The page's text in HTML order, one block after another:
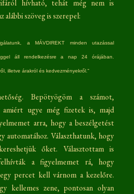
hívható, tehát még nem is
alábbi szöveg is szerepel:
a MÁVDIREKT minden utazással
áll rendelkezésre a nap 24 órájában.
illetve árakról és kedvezményekről."
Bepötyögöm a számot,
amiért ugye még fizetek is, majd
arra, hogy a beszélgetést
automatához. Választhatunk, hogy
őket. Választottam is
a figyelmemet rá, hogy
percet kell várnom a kezelőre.
kellemes zene, pontosan olyan